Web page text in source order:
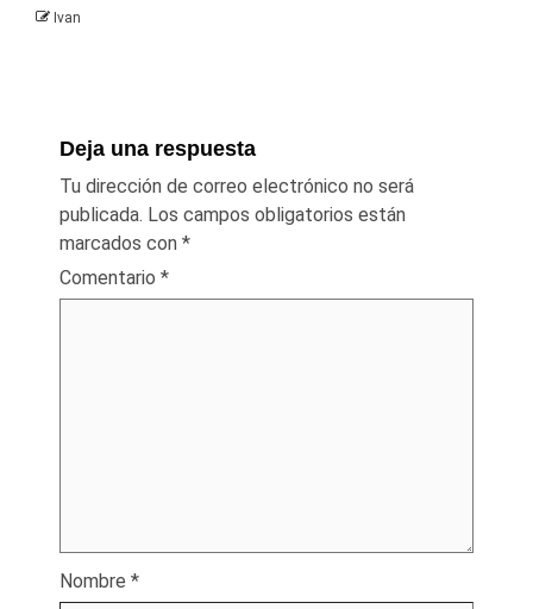
Ivan
Deja una respuesta
Tu dirección de correo electrónico no será
publicada. Los campos obligatorios están
marcados con *
Comentario *
Nombre *